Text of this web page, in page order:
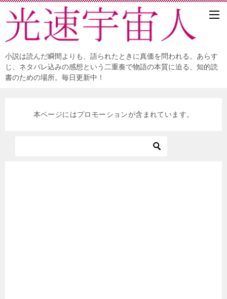
小説は読んだ瞬間よりも、語られたときに真価を問われる。あらす
じ、ネタバレ込みの感想という二重奏で物語の本質に迫る、知的読
書のための場所。毎日更新中！
本ページにはプロモーションが含まれています。